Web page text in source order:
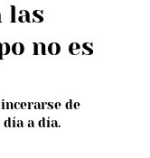
las
no es
de
a día.